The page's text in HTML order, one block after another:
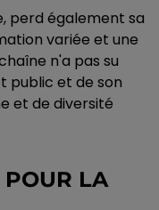
perd également sa
variée et une
n'a pas su
public et de son
et de diversité
POUR LA